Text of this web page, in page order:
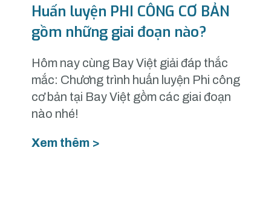
Huấn luyện PHI CÔNG CƠ BẢN
gồm những giai đoạn nào?
Hôm nay cùng Bay Việt giải đáp thắc
mắc: Chương trình huấn luyện Phi công
cơ bản tại Bay Việt gồm các giai đoạn
nào nhé!
Xem thêm >